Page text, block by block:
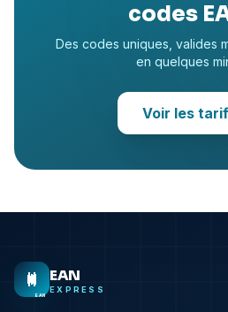
codes
Des codes uniques, valides
en quelques
Voir les
EAN
EAN
EXPRESS